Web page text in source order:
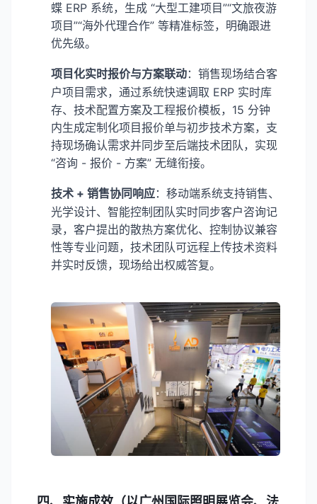
蝶 ERP 系统，生成 “大型工建项目”“文旅夜游
项目”“海外代理合作” 等精准标签，明确跟进
优先级。
项目化实时报价与方案联动：销售现场结合客
户项目需求，通过系统快速调取 ERP 实时库
存、技术配置方案及工程报价模板，15 分钟
内生成定制化项目报价单与初步技术方案，支
持现场确认需求并同步至后端技术团队，实现
“咨询 - 报价 - 方案” 无缝衔接。
技术 + 销售协同响应：移动端系统支持销售、
光学设计、智能控制团队实时同步客户咨询记
录，客户提出的散热方案优化、控制协议兼容
性等专业问题，技术团队可远程上传技术资料
并实时反馈，现场给出权威答复。